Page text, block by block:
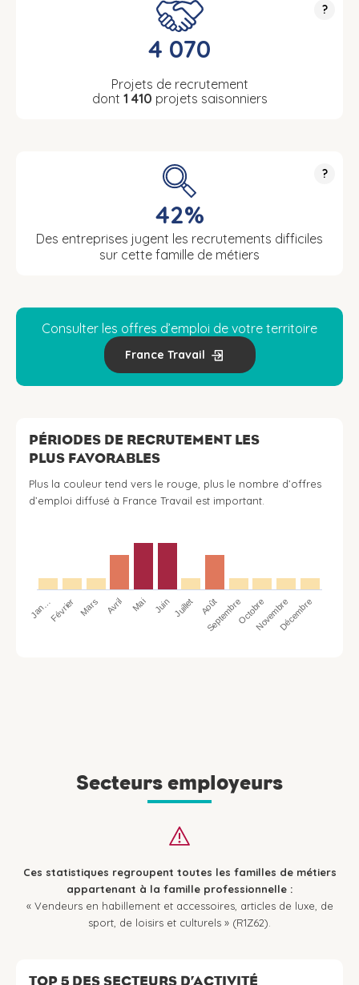
?
4 070
Projets de recrutement
dont 1 410 projets saisonniers
?
42%
Des entreprises jugent les recrutements difficiles
sur cette famille de métiers
Consulter les offres d’emploi de votre territoire
France Travail
PÉRIODES DE RECRUTEMENT LES
PLUS FAVORABLES
Plus la couleur tend vers le rouge, plus le nombre d’offres
d’emploi diffusé à France Travail est important.
Jan…Février Mars Avril Mai Juin Juillet Août
SeptembreOctobreNovembreDécembre
Secteurs employeurs
Ces statistiques regroupent toutes les familles de métiers
appartenant à la famille professionnelle :
« Vendeurs en habillement et accessoires, articles de luxe, de
sport, de loisirs et culturels » (R1Z62).
TOP 5 DES SECTEURS D’ACTIVITÉ